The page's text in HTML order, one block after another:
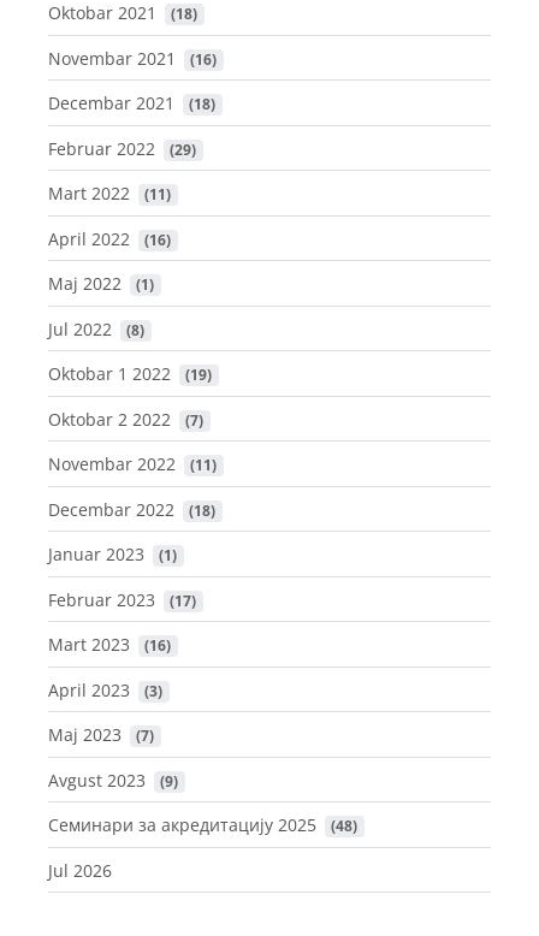
Oktobar 2021 (18)
Novembar 2021 (16)
Decembar 2021 (18)
Februar 2022 (29)
Mart 2022 (11)
April 2022 (16)
Maj 2022 (1)
Jul 2022 (8)
Oktobar 1 2022 (19)
Oktobar 2 2022 (7)
Novembar 2022 (11)
Decembar 2022 (18)
Januar 2023 (1)
Februar 2023 (17)
Mart 2023 (16)
April 2023 (3)
Maj 2023 (7)
Avgust 2023 (9)
Семинари за акредитацију 2025 (48)
Jul 2026